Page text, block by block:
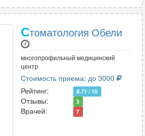
Стоматология Обели
многопрофильный медицинский
центр
Стоимость приема: до 3000
Рейтинг:
8.71 / 10
Отзывы: 3
Врачей: 7